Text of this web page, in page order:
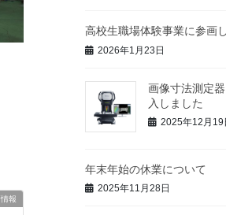
報
高校生職場体験事業に参画
2026年1月23日
画像寸法測定
入しました
2025年12月19
年末年始の休業について
2025年11月28日